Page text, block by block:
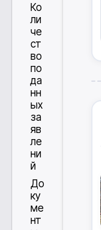
Ко
ли
че
ст
во
по
да
нн
ых
за
яв
ле
ни
й
До
ку
ме
нт